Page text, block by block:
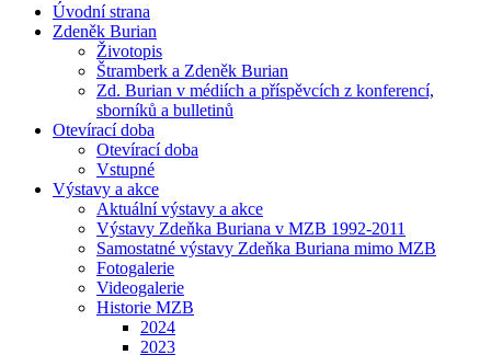
Úvodní strana
Zdeněk Burian
Životopis
Štramberk a Zdeněk Burian
Zd. Burian v médiích a příspěvcích z konferencí,
sborníků a bulletinů
Otevírací doba
Otevírací doba
Vstupné
Výstavy a akce
Aktuální výstavy a akce
Výstavy Zdeňka Buriana v MZB 1992-2011
Samostatné výstavy Zdeňka Buriana mimo MZB
Fotogalerie
Videogalerie
Historie MZB
2024
2023